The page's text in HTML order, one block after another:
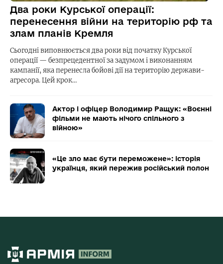
Два роки Курської операції:
перенесення війни на територію рф та
злам планів Кремля
Сьогодні виповнюється два роки від початку Курської
операції — безпрецедентної за задумом і виконанням
кампанії, яка перенесла бойові дії на територію держави-
агресора. Цей крок…
Актор і офіцер Володимир Ращук: «Воєнні
фільми не мають нічого спільного з
війною»
«Це зло має бути переможене»: історія
українця, який пережив російський полон